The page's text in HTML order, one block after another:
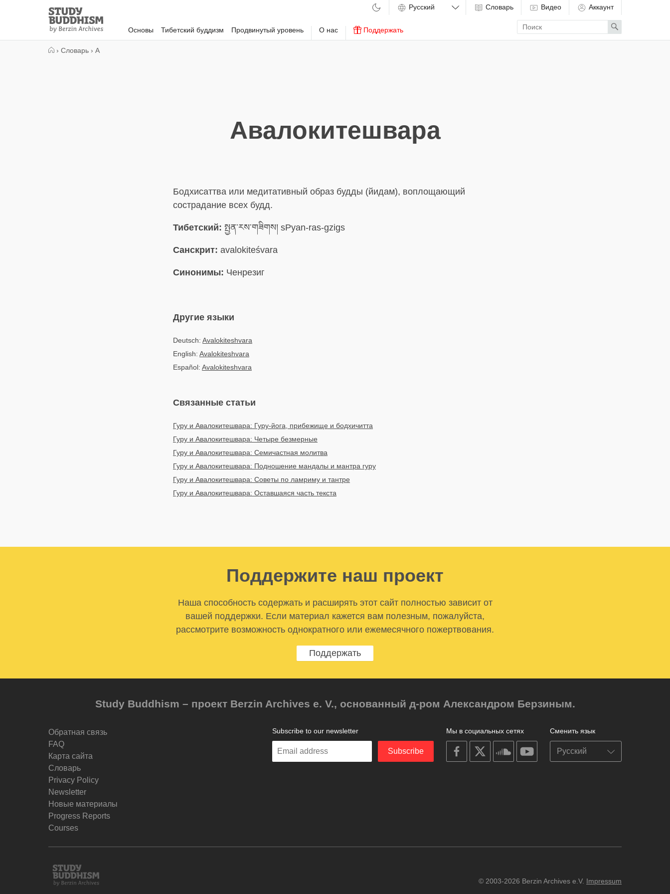
Study
Buddhism
Home
Основы Тибетский буддизм Продвинутый уровень О нас Поддержать
Словарь Видео Аккаунт
Enter
search
term
Search
› Словарь › А
Авалокитешвара
Бодхисаттва или медитативный образ будды (йидам), воплощающий
сострадание всех будд.
Тибетский: སྤྱན་རས་གཟིགས། sPyan-ras-gzigs
Санскрит: avalokiteśvara
Синонимы: Ченрезиг
Другие языки
Deutsch: Avalokiteshvara
English: Avalokiteshvara
Español: Avalokiteshvara
Связанные статьи
Гуру и Авалокитешвара: Гуру-йога, прибежище и бодхичитта
Гуру и Авалокитешвара: Четыре безмерные
Гуру и Авалокитешвара: Семичастная молитва
Гуру и Авалокитешвара: Подношение мандалы и мантра гуру
Гуру и Авалокитешвара: Советы по ламриму и тантре
Гуру и Авалокитешвара: Оставшаяся часть текста
Поддержите наш проект
Наша способность содержать и расширять этот сайт полностью зависит от
вашей поддержки. Если материал кажется вам полезным, пожалуйста,
рассмотрите возможность однократного или ежемесячного пожертвования.
Поддержать
Study Buddhism – проект Berzin Archives e. V., основанный д-ром Александром Берзиным.
Обратная связь
FAQ
Карта сайта
Словарь
Privacy Policy
Newsletter
Новые материалы
Progress Reports
Courses
Сменить язык
Мы в социальных сетях
on
facebook
on
on
soundcloudyoutube
Subscribe to our newsletter
Enter
Subscribe
Study
Buddhism
© 2003-2026 Berzin Archives e.V. Impressum